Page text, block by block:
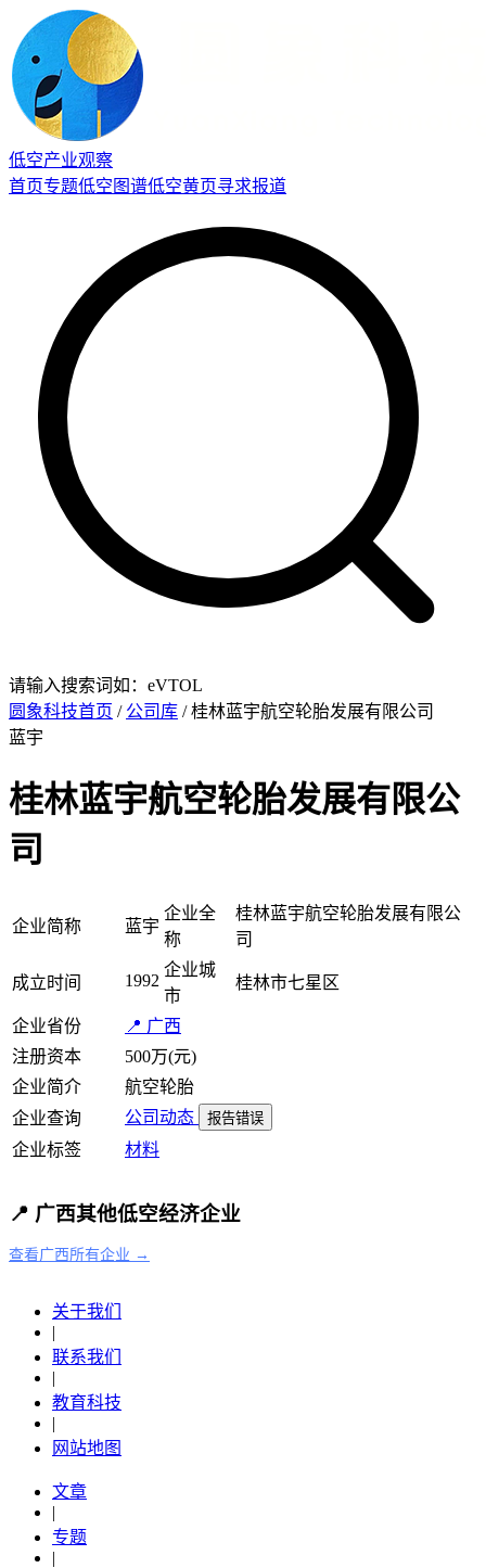
低空产业观察
首页专题低空图谱低空黄页寻求报道
请输入搜索词如：eVTOL
圆象科技首页 / 公司库 / 桂林蓝宇航空轮胎发展有限公司
蓝宇
桂林蓝宇航空轮胎发展有限公
司
企业简称 蓝宇
企业全
称
桂林蓝宇航空轮胎发展有限公
司
成立时间 1992
企业城
市
桂林市七星区
企业省份
📍 广西
注册资本
500万(元)
企业简介
航空轮胎
企业查询
公司动态 报告错误
企业标签 材料
📍 广西其他低空经济企业
查看广西所有企业 →
关于我们
|
联系我们
|
教育科技
|
网站地图
文章
|
专题
|